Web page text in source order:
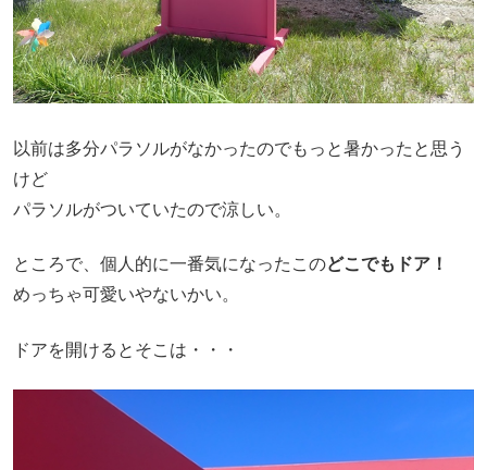
以前は多分パラソルがなかったのでもっと暑かったと思う
けど
パラソルがついていたので涼しい。
ところで、個人的に一番気になったこのどこでもドア！
めっちゃ可愛いやないかい。
ドアを開けるとそこは・・・